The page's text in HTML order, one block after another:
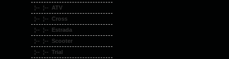
¦-- ¦-- ATV
¦-- ¦-- Cross
¦-- ¦-- Estrada
¦-- ¦-- Scooter
¦-- ¦-- Trial